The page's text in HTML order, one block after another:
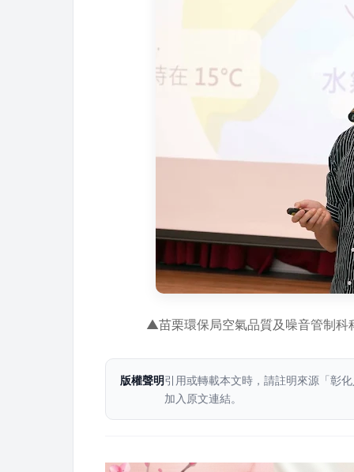
▲苗栗環保局空氣品質及噪音管制科
版權聲明引用或轉載本文時，請註明來源「彰
加入原文連結。